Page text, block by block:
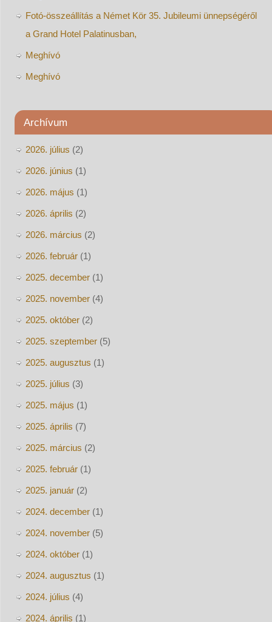
Fotó-összeállítás a Német Kör 35. Jubileumi ünnepségéről
a Grand Hotel Palatinusban,
Meghívó
Meghívó
Archívum
2026. július (2)
2026. június (1)
2026. május (1)
2026. április (2)
2026. március (2)
2026. február(1)
2025. december(1)
2025. november(4)
2025. október(2)
2025. szeptember(5)
2025. augusztus (1)
2025. július (3)
2025. május (1)
2025. április (7)
2025. március (2)
2025. február(1)
2025. január(2)
2024. december(1)
2024. november(5)
2024. október(1)
2024. augusztus (1)
2024. július (4)
2024. április (1)